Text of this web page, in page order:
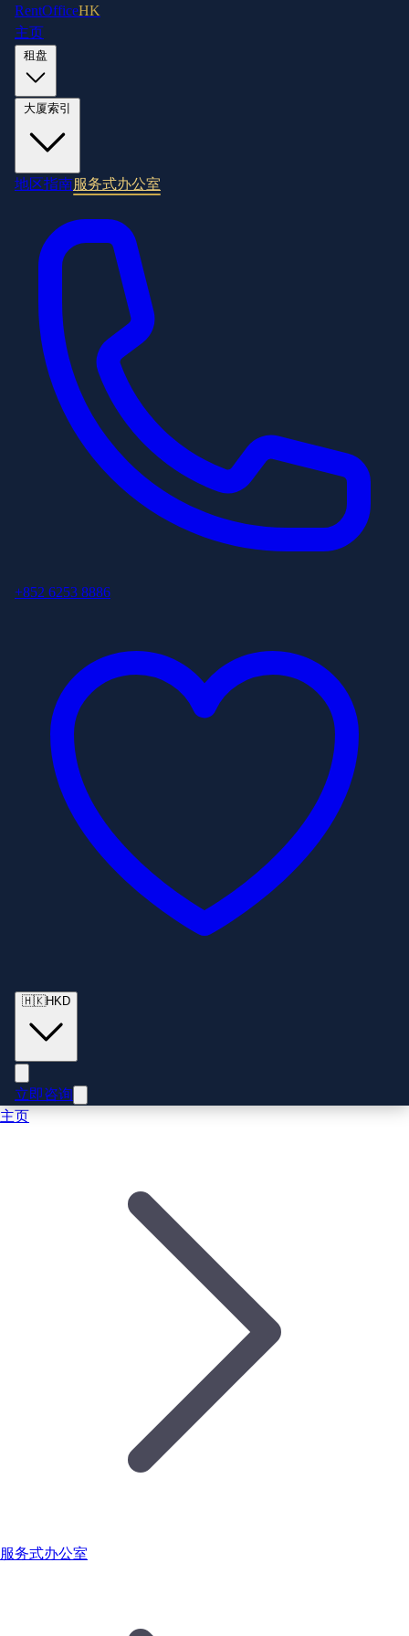
RentOfficeHK
主页
地区指南服务式办公室
+852 6253 8886
🇭🇰HKD
立即咨询
主页
服务式办公室